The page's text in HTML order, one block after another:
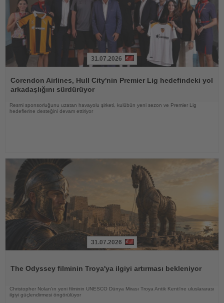
Oku
31.07.2026
Corendon Airlines, Hull City'nin Premier Lig hedefindeki yol
arkadaşlığını sürdürüyor
Resmi sponsorluğunu uzatan havayolu şirketi, kulübün yeni sezon ve Premier Lig
hedeflerine desteğini devam ettiriyor
31.07.2026
The Odyssey filminin Troya'ya ilgiyi artırması bekleniyor
Christopher Nolan'ın yeni filminin UNESCO Dünya Mirası Troya Antik Kenti'ne uluslararası
ilgiyi güçlendirmesi öngörülüyor